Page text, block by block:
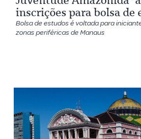
inscrições para bolsa de
Bolsa de estudos é voltada para
zonas periféricas de Manaus